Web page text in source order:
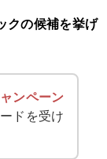
クの候補を挙げ
ンペーン
ドを受け